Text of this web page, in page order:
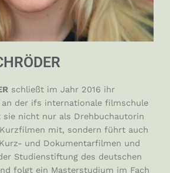
schließt im Jahr 2016 ihr
der ifs internationale filmschule
nicht nur als Drehbuchautorin
mit, sondern führt auch
und Dokumentarfilmen und
Studienstiftung des deutschen
folgt ein Masterstudium im Fach